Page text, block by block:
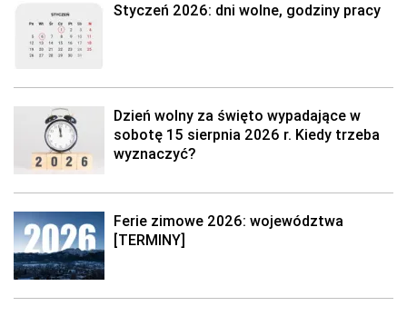
Styczeń 2026: dni wolne, godziny pracy
Dzień wolny za święto wypadające w
sobotę 15 sierpnia 2026 r. Kiedy trzeba
wyznaczyć?
Ferie zimowe 2026: województwa
[TERMINY]